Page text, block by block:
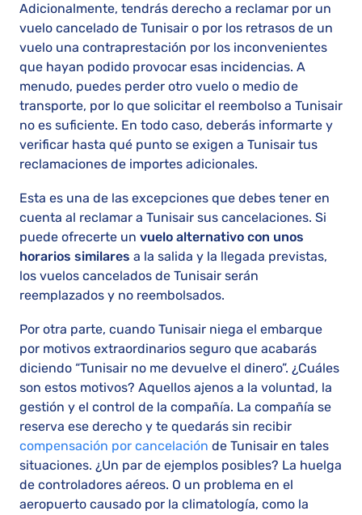
Adicionalmente, tendrás derecho a reclamar por un
vuelo cancelado de Tunisair o por los retrasos de un
vuelo una contraprestación por los inconvenientes
que hayan podido provocar esas incidencias. A
menudo, puedes perder otro vuelo o medio de
transporte, por lo que solicitar el reembolso a Tunisair
no es suficiente. En todo caso, deberás informarte y
verificar hasta qué punto se exigen a Tunisair tus
reclamaciones de importes adicionales.
Esta es una de las excepciones que debes tener en
cuenta al reclamar a Tunisair sus cancelaciones. Si
puede ofrecerte un vuelo alternativo con unos
horarios similares a la salida y la llegada previstas,
los vuelos cancelados de Tunisair serán
reemplazados y no reembolsados.
Por otra parte, cuando Tunisair niega el embarque
por motivos extraordinarios seguro que acabarás
diciendo “Tunisair no me devuelve el dinero”. ¿Cuáles
son estos motivos? Aquellos ajenos a la voluntad, la
gestión y el control de la compañía. La compañía se
reserva ese derecho y te quedarás sin recibir
compensación por cancelación de Tunisair en tales
situaciones. ¿Un par de ejemplos posibles? La huelga
de controladores aéreos. O un problema en el
aeropuerto causado por la climatología, como la